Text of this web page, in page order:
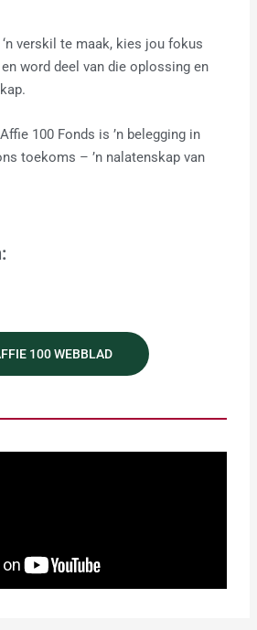
verskil te maak, kies jou fokus
word deel van die oplossing en
100 Fonds is ’n belegging in
toekoms – ’n nalatenskap van
100 WEBBLAD